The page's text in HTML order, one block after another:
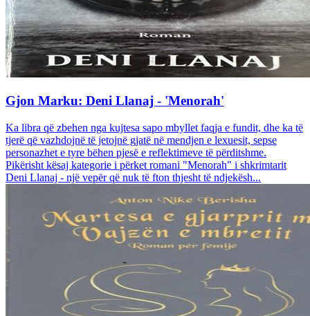
Gjon Marku: Deni Llanaj - 'Menorah'
Ka libra që zbehen nga kujtesa sapo mbyllet faqja e fundit, dhe ka të
tjerë që vazhdojnë të jetojnë gjatë në mendjen e lexuesit, sepse
personazhet e tyre bëhen pjesë e reflektimeve të përditshme.
Pikërisht kësaj kategorie i përket romani "Menorah" i shkrimtarit
Deni Llanaj - një vepër që nuk të fton thjesht të ndjekësh...